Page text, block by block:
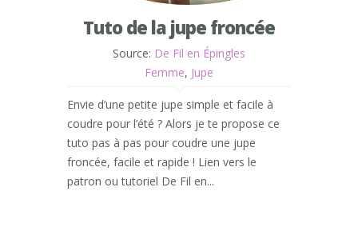
Tuto de la jupe froncée
Source: De Fil en Épingles
Femme, Jupe
Envie d’une petite jupe simple et facile à
coudre pour l’été ? Alors je te propose ce
tuto pas à pas pour coudre une jupe
froncée, facile et rapide ! Lien vers le
patron ou tutoriel De Fil en...